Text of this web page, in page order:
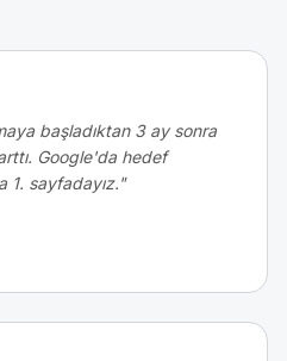
başladıktan 3 ay sonra
Google'da hedef
1. sayfadayız."